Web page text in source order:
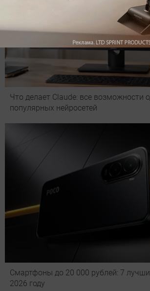
Что делает Сlaude: все возможности
популярных нейросетей
Смартфоны до 20 000 рублей: 7
2026 году